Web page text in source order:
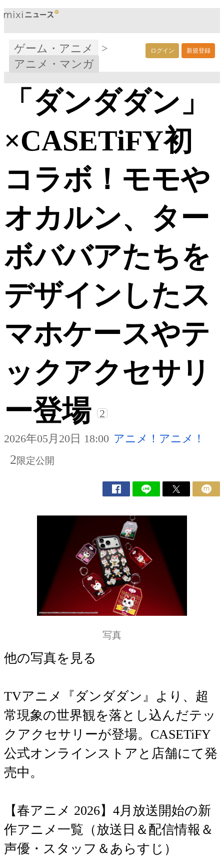
ログイン 新規登録
ゲーム・アニメ
>
アニメ・マンガ
「ダンダダン」
×CASETiFY初
コラボ！モモや
オカルン、ター
ボババアたちを
デザインしたス
マホケースやテ
ックアクセサリ
ー登場
2
2026年05月20日 18:00 アニメ！アニメ！
2限定公開
写真
他の写真を見る
TVアニメ『ダンダダン』より、超
常現象の世界観を落とし込んだテッ
クアクセサリーが登場。CASETiFY
公式オンラインストアと店舗にて発
売中。
【春アニメ 2026】4月放送開始の新
作アニメ一覧（放送日＆配信情報＆
声優・スタッフ＆あらすじ）